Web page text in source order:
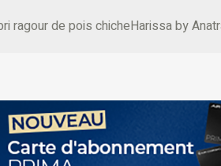
ragour de pois chicheHarissa by